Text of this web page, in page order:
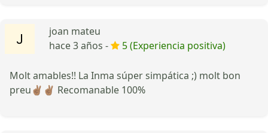
joan mateu
hace 3 años -
5 (Experiencia positiva)
Molt amables!! La Inma súper simpática ;) molt bon
preu✌🏽✌🏽 Recomanable 100%